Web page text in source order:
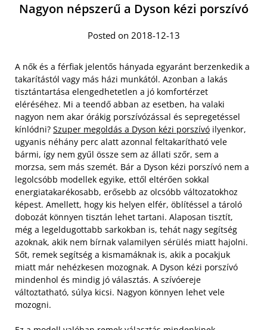
Nagyon népszerű a Dyson kézi porszívó
Posted on 2018-12-13
A nők és a férfiak jelentős hányada egyaránt berzenkedik a
takarítástól vagy más házi munkától. Azonban a lakás
tisztántartása elengedhetetlen a jó komfortérzet
eléréséhez. Mi a teendő abban az esetben, ha valaki
nagyon nem akar órákig porszívózással és sepregetéssel
kínlódni? Szuper megoldás a Dyson kézi porszívó ilyenkor,
ugyanis néhány perc alatt azonnal feltakarítható vele
bármi, így nem gyűl össze sem az állati szőr, sem a
morzsa, sem más szemét. Bár a Dyson kézi porszívó nem a
legolcsóbb modellek egyike, ettől eltérően sokkal
energiatakarékosabb, erősebb az olcsóbb változatokhoz
képest. Amellett, hogy kis helyen elfér, öblítéssel a tároló
dobozát könnyen tisztán lehet tartani. Alaposan tisztít,
még a legeldugottabb sarkokban is, tehát nagy segítség
azoknak, akik nem bírnak valamilyen sérülés miatt hajolni.
Sőt, remek segítség a kismamáknak is, akik a pocakjuk
miatt már nehézkesen mozognak. A Dyson kézi porszívó
mindenhol és mindig jó választás. A szívóereje
változtatható, súlya kicsi. Nagyon könnyen lehet vele
mozogni.